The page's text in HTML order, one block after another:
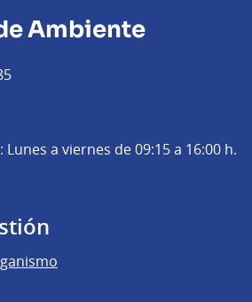
Ambiente
Lunes a viernes de 09:15 a 16:00 h.